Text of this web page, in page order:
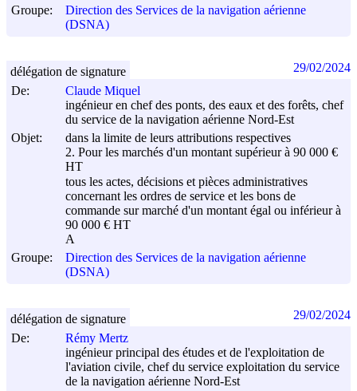
Groupe:
Direction des Services de la navigation aérienne
(DSNA)
De:
Claude Miquel
ingénieur en chef des ponts, des eaux et des forêts, chef
du service de la navigation aérienne Nord-Est
Objet:
dans la limite de leurs attributions respectives
2. Pour les marchés d'un montant supérieur à 90 000 €
HT
tous les actes, décisions et pièces administratives
concernant les ordres de service et les bons de
commande sur marché d'un montant égal ou inférieur à
90 000 € HT
A
Groupe:
Direction des Services de la navigation aérienne
(DSNA)
délégation de signature 29/02/2024
De:
Rémy Mertz
ingénieur principal des études et de l'exploitation de
l'aviation civile, chef du service exploitation du service
de la navigation aérienne Nord-Est
délégation de signature 29/02/2024